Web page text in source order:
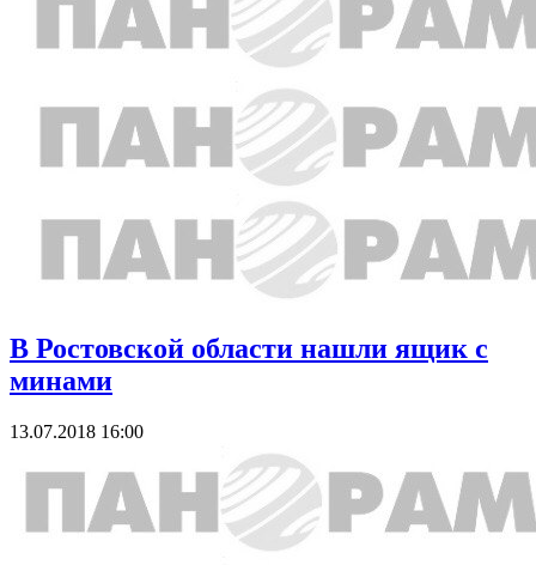
В Ростовской области нашли ящик с
минами
13.07.2018 16:00